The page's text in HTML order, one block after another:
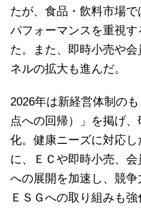
たが、食品・飲料市場
パフォーマンスを重視
た。また、即時小売や
ネルの拡大も進んだ。
2026年は新経営体制の
点への回帰）」を掲げ
化。健康ニーズに対応
に、ＥＣや即時小売、
への展開を加速し、競
ＥＳＧへの取り組みも